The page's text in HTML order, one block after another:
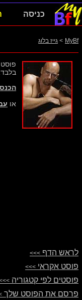
כניסה
MyBf
> גייז בלוג
בלבד.
או
לראש הדף >>>
פוסט אקראי >>>
פוסטים לפי קטגוריה
פרסם את הפוסט שלך